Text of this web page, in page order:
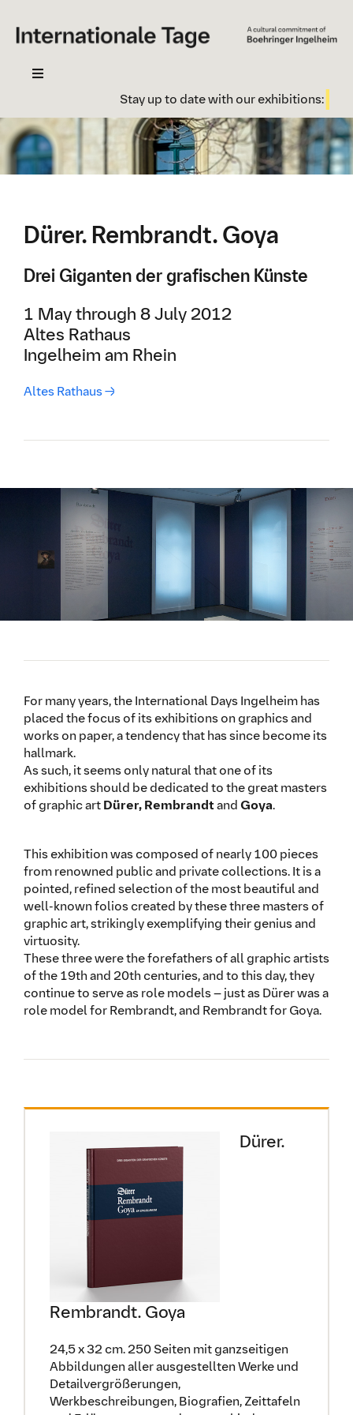
content
Toggle
Exhibition
Contact
Stay up to date with our exhibitions:
Dürer. Rembrandt. Goya
Drei Giganten der grafischen Künste
1 May through 8 July 2012
Altes Rathaus
Ingelheim am Rhein
Altes Rathaus →
For many years, the International Days Ingelheim has
placed the focus of its exhibitions on graphics and
works on paper, a tendency that has since become its
hallmark.
As such, it seems only natural that one of its
exhibitions should be dedicated to the great masters
of graphic artDürer, RembrandtandGoya.
This exhibition was composed of nearly 100 pieces
from renowned public and private collections. It is a
pointed, refined selection of the most beautiful and
well-known folios created by these three masters of
graphic art, strikingly exemplifying their genius and
virtuosity.
These three were the forefathers of all graphic artists
of the 19th and 20th centuries, and to this day, they
continue to serve as role models – just as Dürer was a
role model for Rembrandt, and Rembrandt for Goya.
Dürer.
Rembrandt. Goya
24,5 x 32 cm. 250 Seiten mit ganzseitigen
Abbildungen aller ausgestellten Werke und
Detailvergrößerungen,
Werkbeschreibungen, Biografien, Zeittafeln